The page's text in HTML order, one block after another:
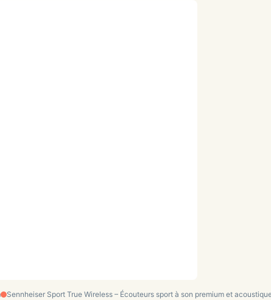
Sennheiser Sport True Wireless – Écouteurs sport à son premium et